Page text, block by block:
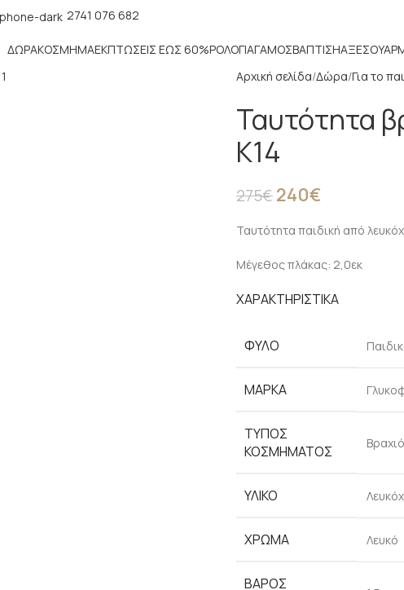
2741 076 682
ΔΏΡΑΚΌΣΜΗΜΑΕΚΠΤΏΣΕΙΣ ΈΩΣ 60%ΡΟΛΌΓΙΑΓΆΜΟΣΒΆΠΤΙΣΗΑΞΕΣΟΥΆΡ
Αρχική σελίδα Δώρα Για το
Ταυτότητα
Κ14
275€240€
Ταυτότητα παιδική από
Μέγεθος πλάκας: 2,0εκ
ΧΑΡΑΚΤΗΡΙΣΤΙΚΑ
ΦΎΛΟ
ΜΆΡΚΑ
ΤΎΠΟΣ
ΚΟΣΜΉΜΑΤΟΣ
ΥΛΙΚΌ
ΧΡΏΜΑ Λευκό
ΒΆΡΟΣ